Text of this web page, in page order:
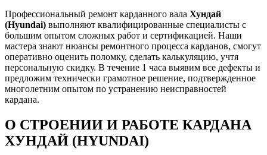
Профессиональный ремонт карданного вала Хундай
(Hyundai) выполняют квалифицированные специалисты с
большим опытом сложных работ и сертификацией. Наши
мастера знают нюансы ремонтного процесса карданов, смогут
оперативно оценить поломку, сделать калькуляцию, учтя
персональную скидку. В течение 1 часа выявим все дефекты и
предложим технически грамотное решение, подтвержденное
многолетним опытом по устранению неисправностей
кардана.
О СТРОЕНИИ И РАБОТЕ КАРДАНА
ХУНДАЙ (HYUNDAI)